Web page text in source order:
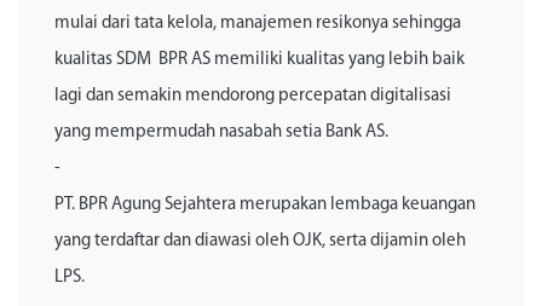
mulai dari tata kelola, manajemen resikonya sehingga
kualitas SDM BPR AS memiliki kualitas yang lebih baik
lagi dan semakin mendorong percepatan digitalisasi
yang mempermudah nasabah setia Bank AS.
-
PT. BPR Agung Sejahtera merupakan lembaga keuangan
yang terdaftar dan diawasi oleh OJK, serta dijamin oleh
LPS.